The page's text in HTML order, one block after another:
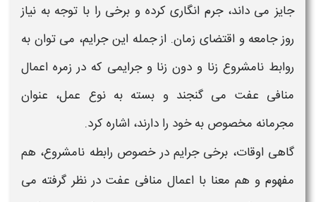
جایز می داند، جرم انگاری کرده و برخی را با توجه به نیاز
روز جامعه و اقتضای زمان. از جمله این جرایم، می توان به
روابط نامشروع زنا و دون زنا و جرایمی که در زمره اعمال
منافی عفت می گنجند و بسته به نوع عمل، عنوان
مجرمانه مخصوص به خود را دارند، اشاره کرد.
گاهی اوقات، برخی جرایم در خصوص رابطه نامشروع، هم
مفهوم و هم معنا با اعمال منافی عفت در نظر گرفته می